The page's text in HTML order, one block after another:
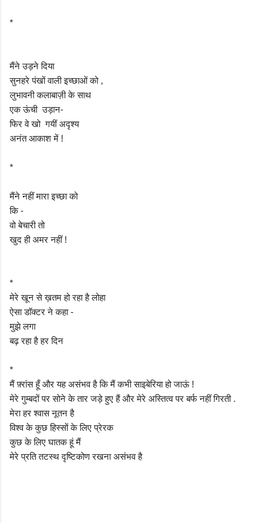
*
मैंने उड़ने दिया
सुनहरे पंखों वाली इच्छाओं को ,
लुभावनी कलाबाज़ी के साथ
एक ऊंची उड़ान-
फिर वे खो गयीं अदृश्य
अनंत आकाश में !
*
मैंने नहीं मारा इच्छा को
कि -
वो बेचारी तो
खुद ही अमर नहीं !
*
मेरे खून से ख़तम हो रहा है लोहा
ऐसा डॉक्टर ने कहा -
मुझे लगा
बढ़ रहा है हर दिन
*
मैं फ़्रांस हूँ और यह असंभव है कि मैं कभी साइबेरिया हो जाऊं !
मेरे गुम्बदों पर सोने के तार जड़े हुए हैं और मेरे अस्तित्व पर बर्फ नहीं गिरती .
मेरा हर श्वास नूतन है
विश्व के कुछ हिस्सों के लिए प्रेरक
कुछ के लिए घातक हूं मैं
मेरे प्रति तटस्थ दृष्टिकोण रखना असंभव है